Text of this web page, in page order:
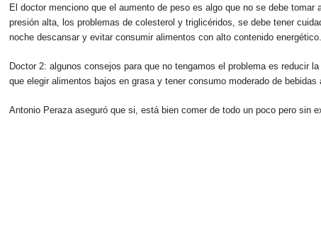
El doctor menciono que el aumento de peso es algo que no se debe
presión alta, los problemas de colesterol y triglicéridos, se debe tener
noche descansar y evitar consumir alimentos con alto contenido energético.
Doctor 2: algunos consejos para que no tengamos el problema es reducir
que elegir alimentos bajos en grasa y tener consumo moderado de
Antonio Peraza aseguró que si, está bien comer de todo un poco pero sin